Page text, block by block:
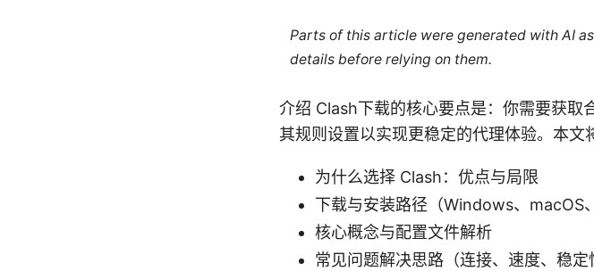
Parts of this article were generated with AI
details before relying on them.
介绍 Clash下载的核心要点是：你需要获取
其规则设置以实现更稳定的代理体验。本文
为什么选择 Clash：优点与局限
下载与安装路径（Windows、macOS
核心概念与配置文件解析
常见问题解决思路（连接、速度、稳定